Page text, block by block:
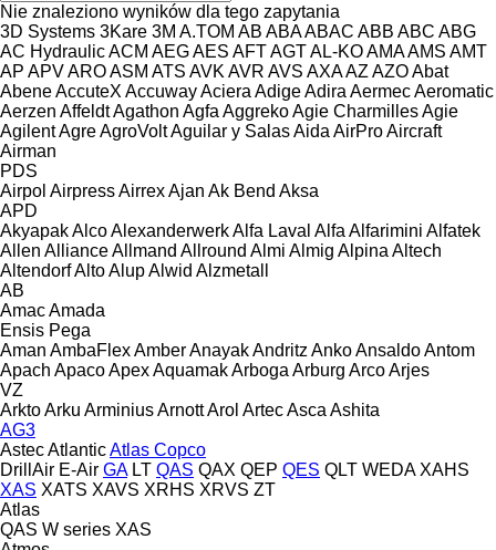
Nie znaleziono wyników dla tego zapytania
3D Systems 3Kare 3M A.TOM AB ABAABAC ABB ABC ABG
AC HydraulicACM AEGAES AFTAGTAL-KOAMAAMS AMT
AP APVAROASM ATS AVK AVR AVS AXAAZ AZOAbat
AbeneAccuteX AccuwayAciera AdigeAdira AermecAeromatic
Aerzen AffeldtAgathon Agfa AggrekoAgie CharmillesAgie
AgilentAgreAgroVoltAguilar y SalasAida AirProAircraft
Airman
PDS
Airpol AirpressAirrexAjan Ak Bend Aksa
APD
AkyapakAlcoAlexanderwerkAlfa Laval Alfa Alfarimini Alfatek
Allen AllianceAllmand Allround Almi Almig Alpina Altech
AltendorfAltoAlupAlwid Alzmetall
AB
AmacAmada
Ensis Pega
Aman AmbaFlexAmberAnayakAndritz AnkoAnsaldoAntom
Apach ApacoApexAquamakArboga Arburg ArcoArjes
VZ
ArktoArku ArminiusArnottArol ArtecAsca Ashita
AG3
AstecAtlanticAtlas Copco
DrillAir E-Air GA LT QAS QAX QEP QES QLT WEDA XAHS
XAS XATS XAVS XRHS XRVS ZT
Atlas
QAS W series XAS